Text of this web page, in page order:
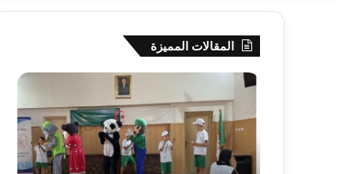
المقالات المميزة
جيجل:
انطلاق
المخيم
لفائدة